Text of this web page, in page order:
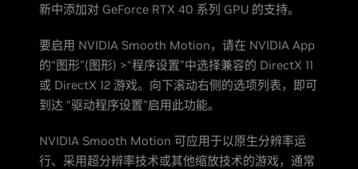
新中添加对 GeForce RTX 40 系列 GPU 的支持。
要启用 NVIDIA Smooth Motion，请在 NVIDIA App
的“图形”(图形) >“程序设置”中选择兼容的 DirectX 11
或 DirectX 12 游戏。向下滚动右侧的选项列表，即可
到达 “驱动程序设置”启用此功能。
NVIDIA Smooth Motion 可应用于以原生分辨率运
行、采用超分辨率技术或其他缩放技术的游戏，通常